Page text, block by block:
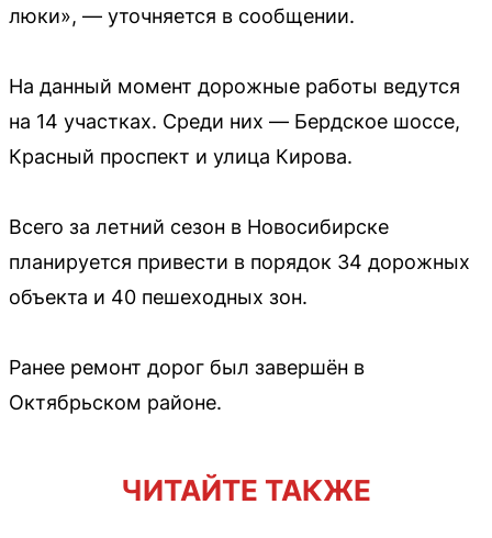
люки», — уточняется в сообщении.
На данный момент дорожные работы ведутся
на 14 участках. Среди них — Бердское шоссе,
Красный проспект и улица Кирова.
Всего за летний сезон в Новосибирске
планируется привести в порядок 34 дорожных
объекта и 40 пешеходных зон.
Ранее ремонт дорог был завершён в
Октябрьском районе.
ЧИТАЙТЕ ТАКЖЕ